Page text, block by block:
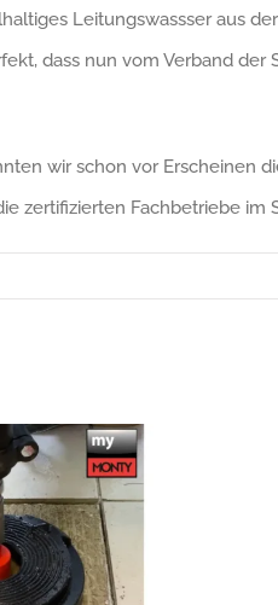
Leitungswassser aus
dass nun vom Verband
wir schon vor Erscheinen
zertifizierten Fachbetriebe